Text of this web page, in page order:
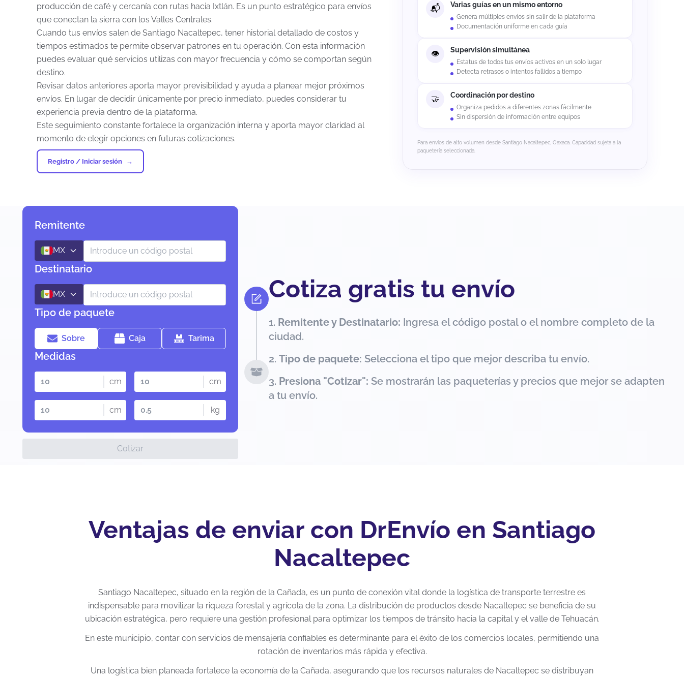
producción de café y cercanía con rutas hacia Ixtlán. Es un punto estratégico para envíos
que conectan la sierra con los Valles Centrales.
Cuando tus envíos salen de Santiago Nacaltepec, tener historial detallado de costos y
tiempos estimados te permite observar patrones en tu operación. Con esta información
puedes evaluar qué servicios utilizas con mayor frecuencia y cómo se comportan según
destino.
Revisar datos anteriores aporta mayor previsibilidad y ayuda a planear mejor próximos
envíos. En lugar de decidir únicamente por precio inmediato, puedes considerar tu
experiencia previa dentro de la plataforma.
Este seguimiento constante fortalece la organización interna y aporta mayor claridad al
momento de elegir opciones en futuras cotizaciones.
Registro / Iniciar sesión
Varias guías en un mismo entorno
Genera múltiples envíos sin salir de la plataforma
Documentación uniforme en cada guía
Supervisión simultánea
Estatus de todos tus envíos activos en un solo lugar
Detecta retrasos o intentos fallidos a tiempo
Coordinación por destino
Organiza pedidos a diferentes zonas fácilmente
Sin dispersión de información entre equipos
Para envíos de alto volumen desde Santiago Nacaltepec, Oaxaca. Capacidad sujeta a la
paquetería seleccionada.
Remitente
MX
Destinatario
MX
Tipo de paquete
Sobre Caja Tarima
Medidas
cm cm
cm kg
Cotizar
Cotiza gratis tu envío
Remitente y Destinatario: Ingresa el código postal o el nombre completo de la
ciudad.
Tipo de paquete: Selecciona el tipo que mejor describa tu envío.
Presiona "Cotizar": Se mostrarán las paqueterías y precios que mejor se adapten
a tu envío.
Ventajas de enviar con DrEnvío en Santiago
Nacaltepec
Santiago Nacaltepec, situado en la región de la Cañada, es un punto de conexión vital donde la logística de transporte terrestre es
indispensable para movilizar la riqueza forestal y agrícola de la zona. La distribución de productos desde Nacaltepec se beneficia de su
ubicación estratégica, pero requiere una gestión profesional para optimizar los tiempos de tránsito hacia la capital y el valle de Tehuacán.
En este municipio, contar con servicios de mensajería confiables es determinante para el éxito de los comercios locales, permitiendo una
rotación de inventarios más rápida y efectiva.
Una logística bien planeada fortalece la economía de la Cañada, asegurando que los recursos naturales de Nacaltepec se distribuyan